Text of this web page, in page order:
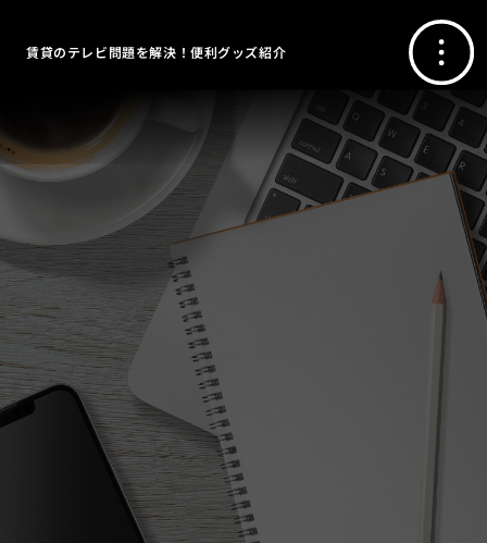
賃貸のテレビ問題を解決！便利グッズ紹介